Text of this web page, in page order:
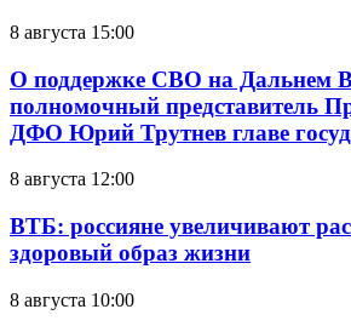
8 августа 15:00
О поддержке СВО на Дальнем
полномочный представитель
ДФО Юрий Трутнев главе
8 августа 12:00
ВТБ: россияне увеличивают
здоровый образ жизни
8 августа 10:00